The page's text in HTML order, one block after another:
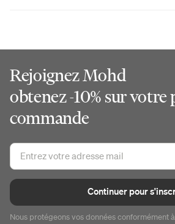
Rejoignez Mohd
obtenez -10% sur votre
commande
Continuer pour
Nous protégeons vos données conformément